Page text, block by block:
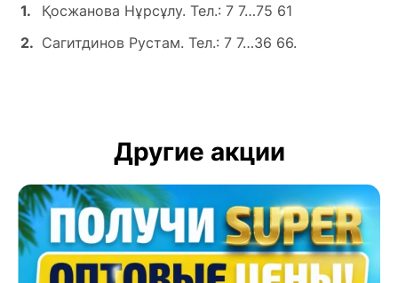
Қосжанова Нұрсұлу. Тел.: 7 7…75 61
Сагитдинов Рустам. Тел.: 7 7…36 66.
Другие акции